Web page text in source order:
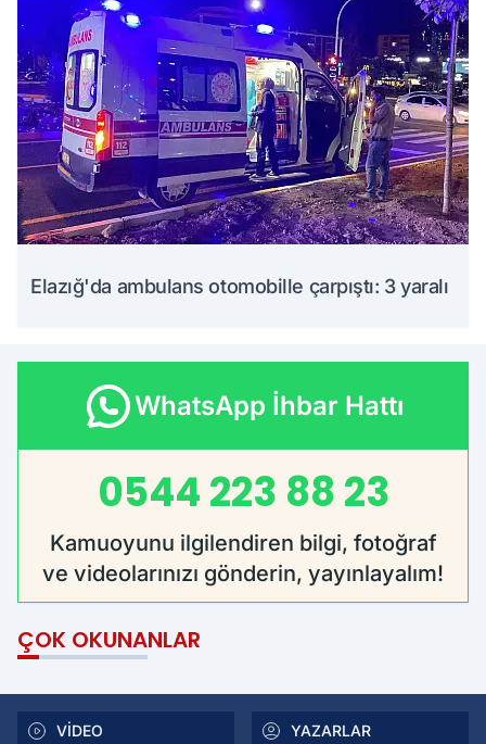
Elazığ'da ambulans otomobille çarpıştı: 3 yaralı
WhatsApp İhbar Hattı
0544 223 88 23
Kamuoyunu ilgilendiren bilgi, fotoğraf
ve videolarınızı gönderin, yayınlayalım!
ÇOK OKUNANLAR
VİDEO YAZARLAR